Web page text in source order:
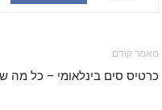
מאמר קודם
כרטיס סים בינלאומי – כל מה